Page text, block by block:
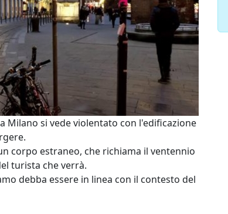
Milano si vede violentato con l'edificazione
corpo estraneo, che richiama il ventennio
turista che verrà.
debba essere in linea con il contesto del